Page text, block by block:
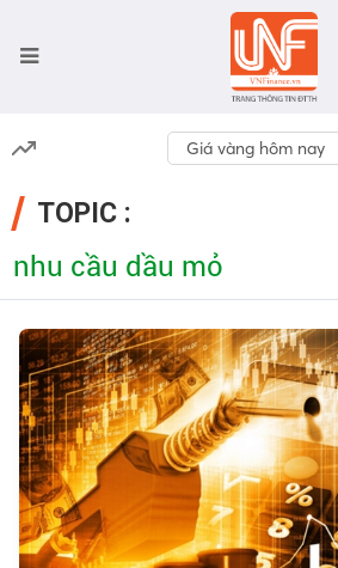
Giá vàng hôm nay
TOPIC :
nhu cầu dầu mỏ